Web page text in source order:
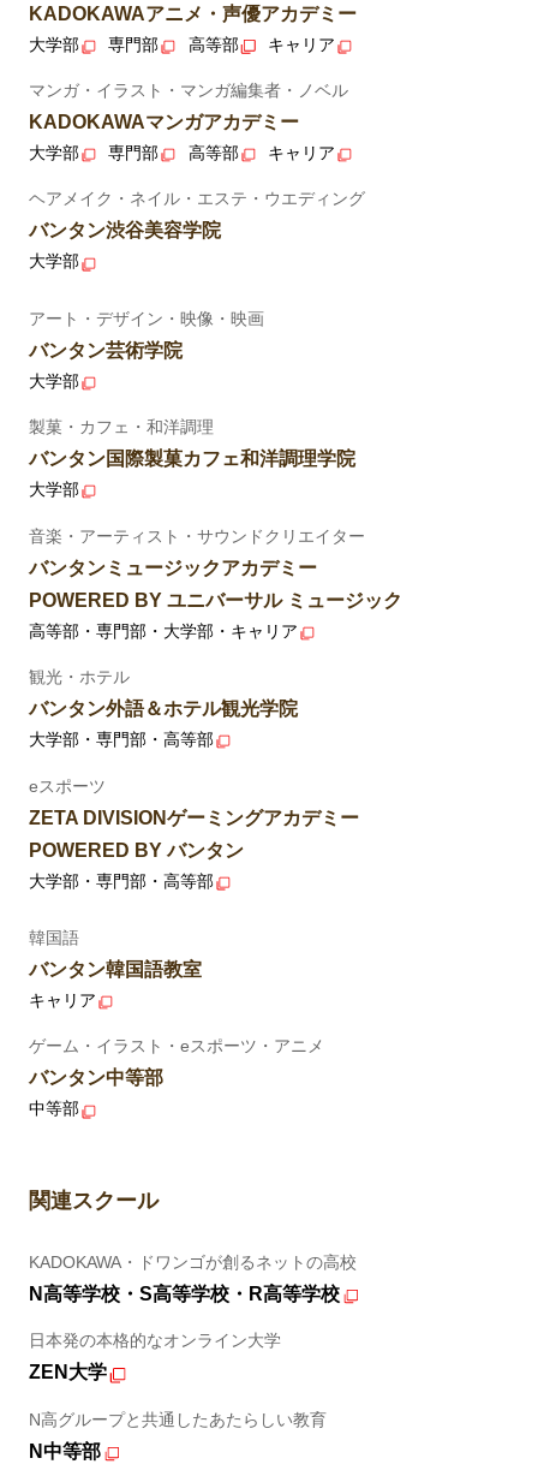
KADOKAWAアニメ・声優アカデミー
大学部 専門部 高等部 キャリア
マンガ・イラスト・マンガ編集者・ノベル
KADOKAWAマンガアカデミー
大学部 専門部 高等部 キャリア
ヘアメイク・ネイル・エステ・ウエディング
バンタン渋谷美容学院
大学部
アート・デザイン・映像・映画
バンタン芸術学院
大学部
製菓・カフェ・和洋調理
バンタン国際製菓カフェ和洋調理学院
大学部
音楽・アーティスト・サウンドクリエイター
バンタンミュージックアカデミー
POWERED BY ユニバーサル ミュージック
高等部・専門部・大学部・キャリア
観光・ホテル
バンタン外語＆ホテル観光学院
大学部・専門部・高等部
eスポーツ
ZETA DIVISIONゲーミングアカデミー
POWERED BY バンタン
大学部・専門部・高等部
韓国語
バンタン韓国語教室
キャリア
ゲーム・イラスト・eスポーツ・アニメ
バンタン中等部
中等部
関連スクール
KADOKAWA・ドワンゴが創るネットの高校
N高等学校・S高等学校・R高等学校
日本発の本格的なオンライン大学
ZEN大学
N高グループと共通したあたらしい教育
N中等部